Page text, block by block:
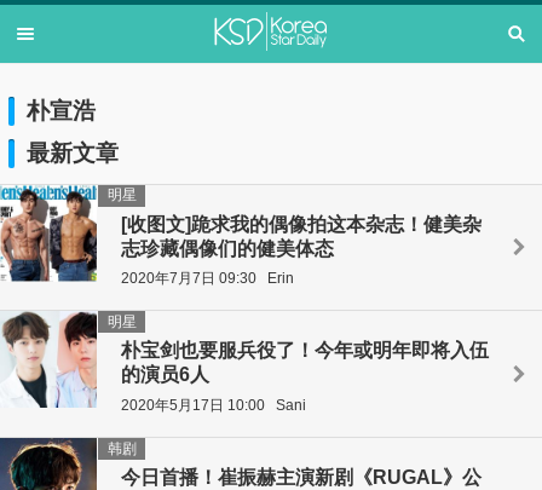
朴宣浩
最新文章
[收图文]跪求我的偶像拍这本杂志！健美杂
志珍藏偶像们的健美体态
明星
2020年7月7日 09:30 Erin
朴宝剑也要服兵役了！今年或明年即将入伍
的演员6人
明星
2020年5月17日 10:00 Sani
今日首播！崔振赫主演新剧《RUGAL》公
韩剧